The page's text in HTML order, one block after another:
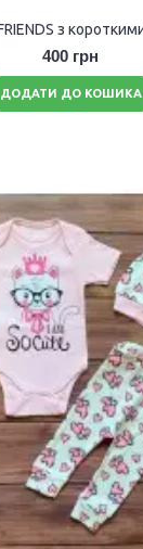
400 грн
ДОДАТИ ДО КОШИКА